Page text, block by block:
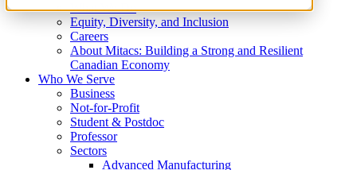
What We Do
Equity, Diversity, and Inclusion
Careers
About Mitacs: Building a Strong and Resilient
Canadian Economy
Who We Serve
Business
Not-for-Profit
Student & Postdoc
Professor
Sectors
Advanced Manufacturing